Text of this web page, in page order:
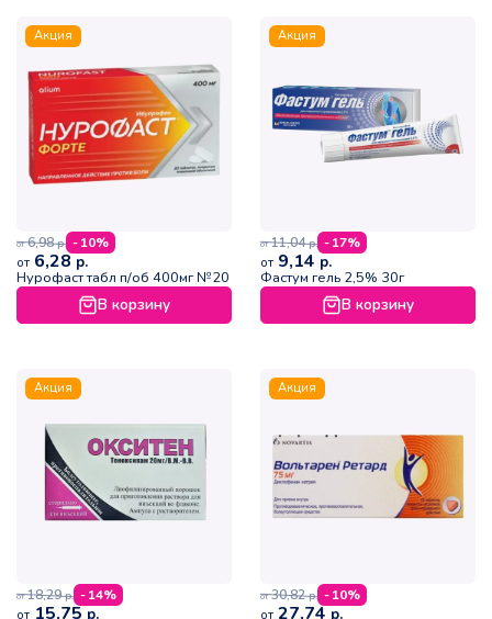
Акция
от 6,98р. - 10%
от 6,28 р.
Нурофаст табл п/об 400мг №20
В корзину
Акция
от 11,04р. - 17%
от 9,14 р.
Фастум гель 2,5% 30г
В корзину
Акция
от 18,29р. - 14%
от 15,75 р.
Акция
от 30,82р. - 10%
от 27,74 р.